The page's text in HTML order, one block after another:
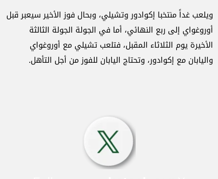
ويلعب غداً منتخبا إكوادور وتشيلي، وبحال فوز الأخير سيعبر قبل
أوروغواي إلى ربع النهائي، أما في الجولة الجولة الثالثة
الأخيرة يوم الثلاثاء المقبل، فتلعب تشيلي مع أوروغواي
واليابان مع إكوادور، وتحتاج اليابان للفوز من أجل التأهل.